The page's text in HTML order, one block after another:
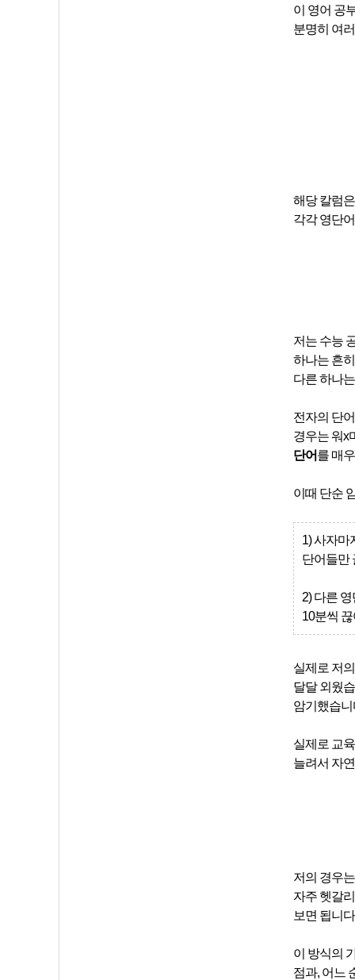
이 영어 공
분명히 여
해당 칼럼
각각 영단
저는 수능
하나는 흔
다른 하나
전자의 단
경우는 워x
단어를 매
이때 단순
1) 사자마
단어들만
2) 다른
10분씩
실제로 저
달달 외웠
암기했습니
실제로 교
늘려서 자
저의 경우
자주 헷갈
보면 됩니
이 방식의
점과, 어느